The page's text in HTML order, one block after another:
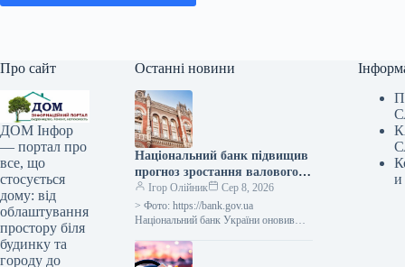
Про сайт
ДОМ Інфор
— портал про
все, що
стосується
дому: від
облаштування
простору біля
будинку та
городу до
Останні новини
Національний банк підвищив
прогноз зростання валового
внутрішнього продукту
України на третій квартал
2026 року до 2,1%, а на
– до 4,2%.
Ігор Олійник
Сер 8, 2026
> Фото: https://bank.gov.ua
Національний банк України оновив
реального валового внутрішнього
продукту (ВВП): у третьому кварталі
и